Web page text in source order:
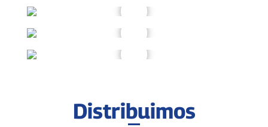
Distribuimos